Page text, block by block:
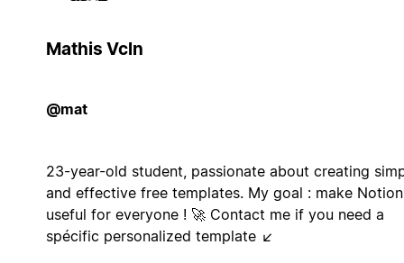
Mathis Vcln
@mat
23-year-old student, passionate about creating
and effective free templates. My goal : make Notion
useful for everyone ! 🚀 Contact me if you need a
spécific personalized template ↙️